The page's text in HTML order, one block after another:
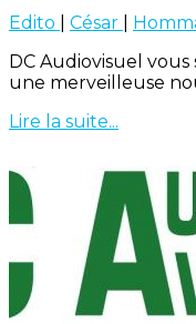
Edito César
DC Audiovisuel
une merveilleuse
Lire la suite...